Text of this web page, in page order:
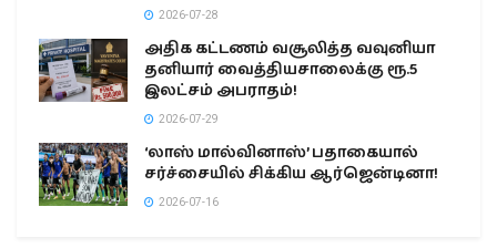
2026-07-28
அதிக கட்டணம் வசூலித்த வவுனியா
தனியார் வைத்தியசாலைக்கு ரூ.5
இலட்சம் அபராதம்!
2026-07-29
‘லாஸ் மால்வினாஸ்’ பதாகையால்
சர்ச்சையில் சிக்கிய ஆர்ஜென்டினா!
2026-07-16